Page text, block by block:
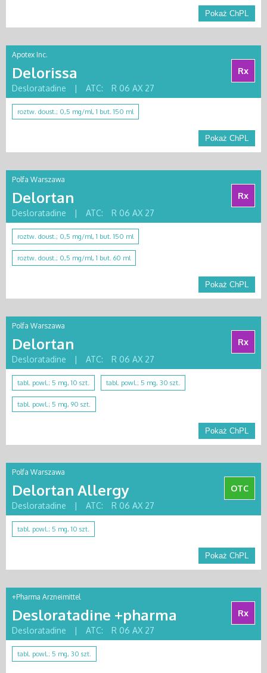
Pokaż ChPL
Apotex Inc.
Delorissa
Rx
Desloratadine
| ATC: R 06 AX 27
roztw. doust.; 0,5 mg/ml, 1 but. 150 ml
Pokaż ChPL
Polfa Warszawa
Delortan
Rx
Desloratadine
| ATC: R 06 AX 27
roztw. doust.; 0,5 mg/ml, 1 but. 150 ml
roztw. doust.; 0,5 mg/ml, 1 but. 60 ml
Pokaż ChPL
Polfa Warszawa
Delortan
Rx
Desloratadine
| ATC: R 06 AX 27
tabl. powl.; 5 mg, 10 szt. tabl. powl.; 5 mg, 30 szt.
tabl. powl.; 5 mg, 90 szt.
Pokaż ChPL
Polfa Warszawa
Delortan Allergy
OTC
Desloratadine
| ATC: R 06 AX 27
tabl. powl.; 5 mg, 10 szt.
Pokaż ChPL
+Pharma Arzneimittel
Desloratadine +pharma
Rx
Desloratadine
| ATC: R 06 AX 27
tabl. powl.; 5 mg, 30 szt.